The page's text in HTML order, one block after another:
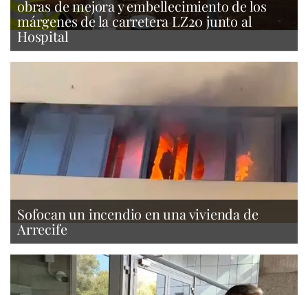
obras de mejora y embellecimiento de los
márgenes de la carretera LZ20 junto al
Hospital
Sofocan un incendio en una vivienda de
Arrecife